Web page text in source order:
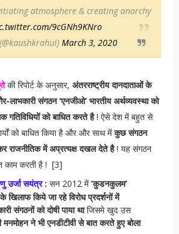
atmosphere & creating anarchy
9cGNh9KNro
March 3, 2020
की रिपोर्ट के अनुसार, अंतरराष्ट्रीय दानदाताओं के
संगठन ‘एनजीओ’ भारतीय अर्थव्यवस्था को
गतिविधियों को बाधित करते है! ऐसे देश में बहुत से
को बाधित किया है और और साथ मेंकुछ संगठन
राजनीतिक में अप्रत्यक्ष दखल देते है! यह संगठन
काम करती है ! [3]
उर्जा सयंत्र : सन 2012 में‘कुडनकुलम’
खिलाफ किये जा रहे विरोध प्रदर्शनों में
संगठनों को दोषी पाया थाजिसमे खुद उस
मनमोहन ने भी एनडीटीवी से बात करते हुए बोला